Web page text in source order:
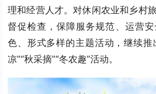
理和经营人才。对休闲农业和乡村
督促检查，保障服务规范、运营
色、形式多样的主题活动，继续推
凉”“秋采摘”“冬农趣”活动。